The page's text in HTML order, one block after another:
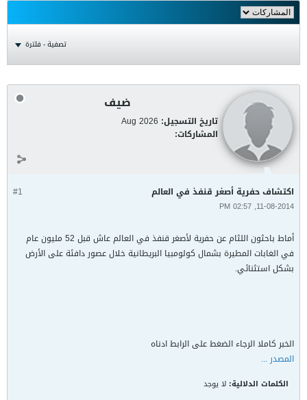
تصفية - فلترة
ضيف
تاريخ التسجيل: Aug 2026
المشاركات:
#1 اكتشاف حفرية أصغر قنفذ في العالم
11-08-2014, 02:57 PM
أماط باحثون اللثام عن حفرية لأصغر قنفذ في العالم عاش قبل 52 مليون عام
في الغابات المطيرة بشمال كولومبيا البريطانية خلال عصور دافئة على الأرض
بشكل استثنائي.
الخبر كاملا الرجاء الضغط على الرابط ادناه
المصدر ...
الكلمات الدلالية: لا يوجد